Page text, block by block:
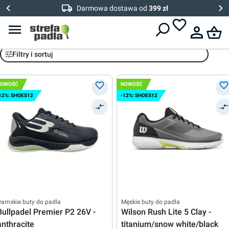
Darmowa dostawa od 399 zł
Obuwie
Filtry i sortuj
SHOES12
buty do padla
Premier P2 26V -
NOWOŚĆ
-12%: SHOES12
Męskie buty do padla
Wilson Rush Lite 5 Clay -
titanium/snow white/black